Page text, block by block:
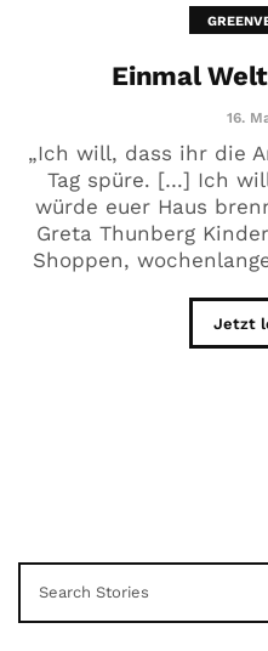
Einmal
16.
„Ich will, dass ihr die
Tag spüre. […] Ich
würde euer Haus
Greta Thunberg
Shoppen,
Jetzt